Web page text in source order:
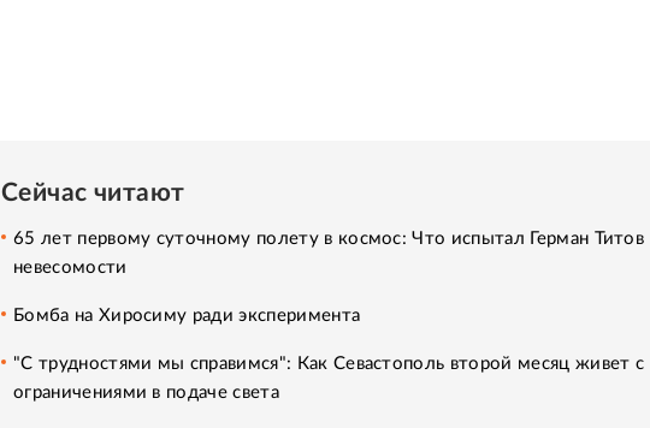
Сейчас читают
65 лет первому суточному полету в космос: Что испытал Герман Титов
невесомости
Бомба на Хиросиму ради эксперимента
"С трудностями мы справимся": Как Севастополь второй месяц живет с
ограничениями в подаче света